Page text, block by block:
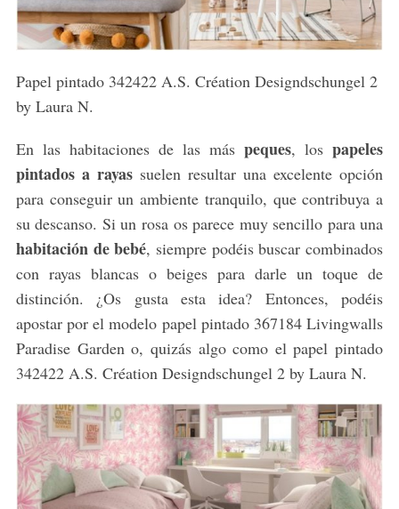
Papel pintado 342422 A.S. Création Designdschungel 2
by Laura N.
En las habitaciones de las máspeques, lospapeles
pintados a rayassuelen resultar una excelente opción
para conseguir un ambiente tranquilo, que contribuya a
su descanso. Si un rosa os parece muy sencillo para una
habitación de bebé, siempre podéis buscar combinados
con rayas blancas o beiges para darle un toque de
distinción. ¿Os gusta esta idea? Entonces, podéis
apostar por el modelo papel pintado 367184 Livingwalls
Paradise Garden o, quizás algo como el papel pintado
342422 A.S. Création Designdschungel 2 by Laura N.